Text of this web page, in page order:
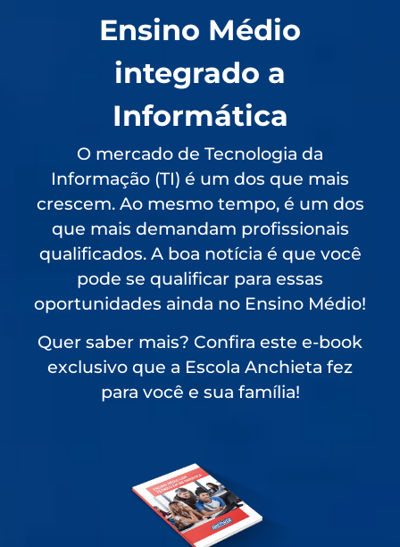
Ensino Médio
integrado a
Informática
O mercado de Tecnologia da
Informação (TI) é um dos que mais
crescem. Ao mesmo tempo, é um dos
que mais demandam profissionais
qualificados. A boa notícia é que você
pode se qualificar para essas
oportunidades ainda no Ensino Médio!
Quer saber mais? Confira este e-book
exclusivo que a Escola Anchieta fez
para você e sua família!